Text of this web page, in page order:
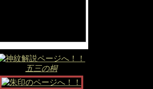
五三の桐